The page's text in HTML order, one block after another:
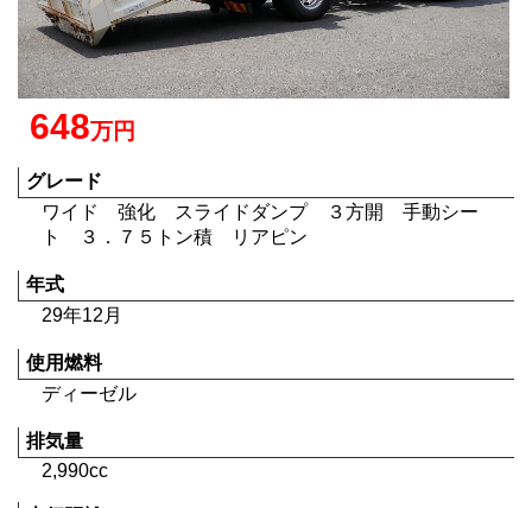
648万円
グレード
ワイド 強化 スライドダンプ ３方開 手動シー
ト ３．７５トン積 リアピン
年式
29年12月
使用燃料
ディーゼル
排気量
2,990cc